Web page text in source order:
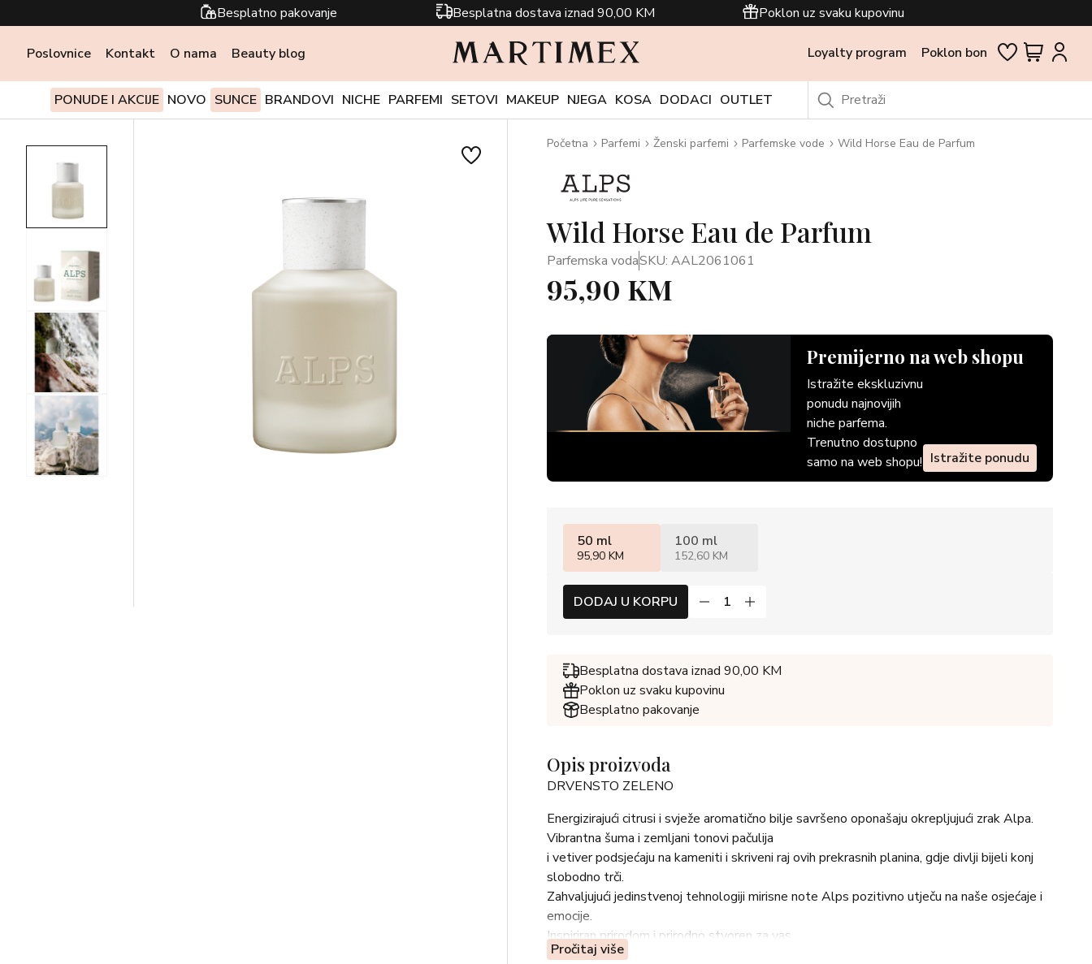
Besplatno pakovanje Besplatna dostava iznad 90,00 KM Poklon uz svaku kupovinu
Poslovnice Kontakt O nama Beauty blog Loyalty program Poklon bon
PONUDE I AKCIJE NOVO SUNCE BRANDOVI NICHE PARFEMI SETOVI MAKEUP NJEGA KOSA DODACI OUTLET
Početna Parfemi Ženski parfemi Parfemske vode Wild Horse Eau de Parfum
Wild Horse Eau de Parfum
Parfemska vodaSKU: AAL2061061
95,90 KM
Premijerno na web shopu
Istražite ekskluzivnu
ponudu najnovijih
niche parfema.
Trenutno dostupno
samo na web shopu! Istražite ponudu
50 ml
95,90 KM
100 ml
152,60 KM
DODAJ U KORPU
Besplatna dostava iznad 90,00 KM
Poklon uz svaku kupovinu
Besplatno pakovanje
Opis proizvoda
DRVENSTO ZELENO
Energizirajući citrusi i svježe aromatično bilje savršeno oponašaju okrepljujući zrak Alpa.
Vibrantna šuma i zemljani tonovi pačulija
i vetiver podsjećaju na kameniti i skriveni raj ovih prekrasnih planina, gdje divlji bijeli konj
slobodno trči.
Zahvaljujući jedinstvenoj tehnologiji mirisne note Alps pozitivno utječu na naše osjećaje i
emocije.
Inspiriran prirodom i prirodno stvoren za vas.
Pročitaj više